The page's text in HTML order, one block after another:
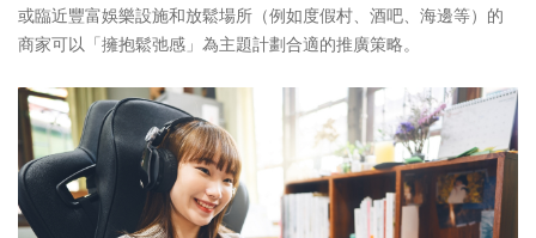
或臨近豐富娛樂設施和放鬆場所（例如度假村、酒吧、海邊等）的
商家可以「擁抱鬆弛感」為主題計劃合適的推廣策略。